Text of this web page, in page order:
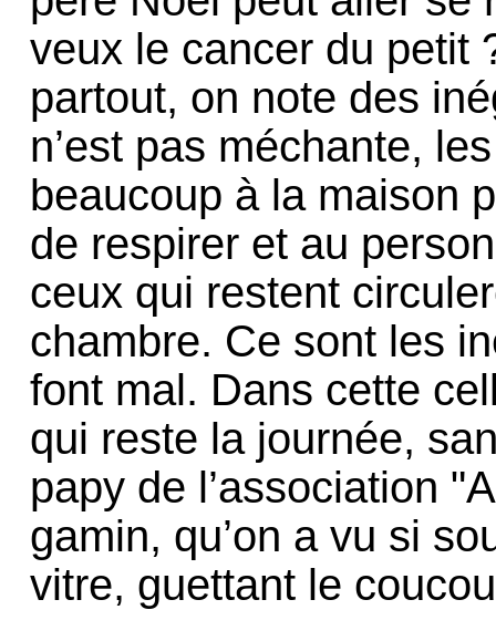
veux le cancer du petit
partout, on note des
n’est pas méchante,
beaucoup à la maison
de respirer et au
ceux qui restent
chambre. Ce sont les
font mal. Dans cette
qui reste la journée,
papy de l’association
gamin, qu’on a vu si
vitre, guettant le